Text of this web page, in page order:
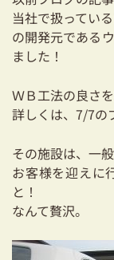
当社で扱ってい
の開発元である
ました！
ＷＢ工法の良さ
詳しくは、7/7の
その施設は、一
お客様を迎えに
と！
なんて贅沢。